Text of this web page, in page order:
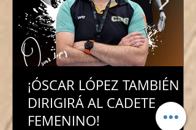
¡ÓSCAR LÓPEZ TAMBIÉN
DIRIGIRÁ AL CADETE
FEMENINO!